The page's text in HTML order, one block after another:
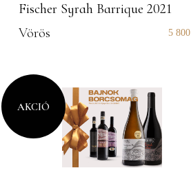
Fischer Syrah Barrique 2021
Vörös
5 800
AKCIÓ